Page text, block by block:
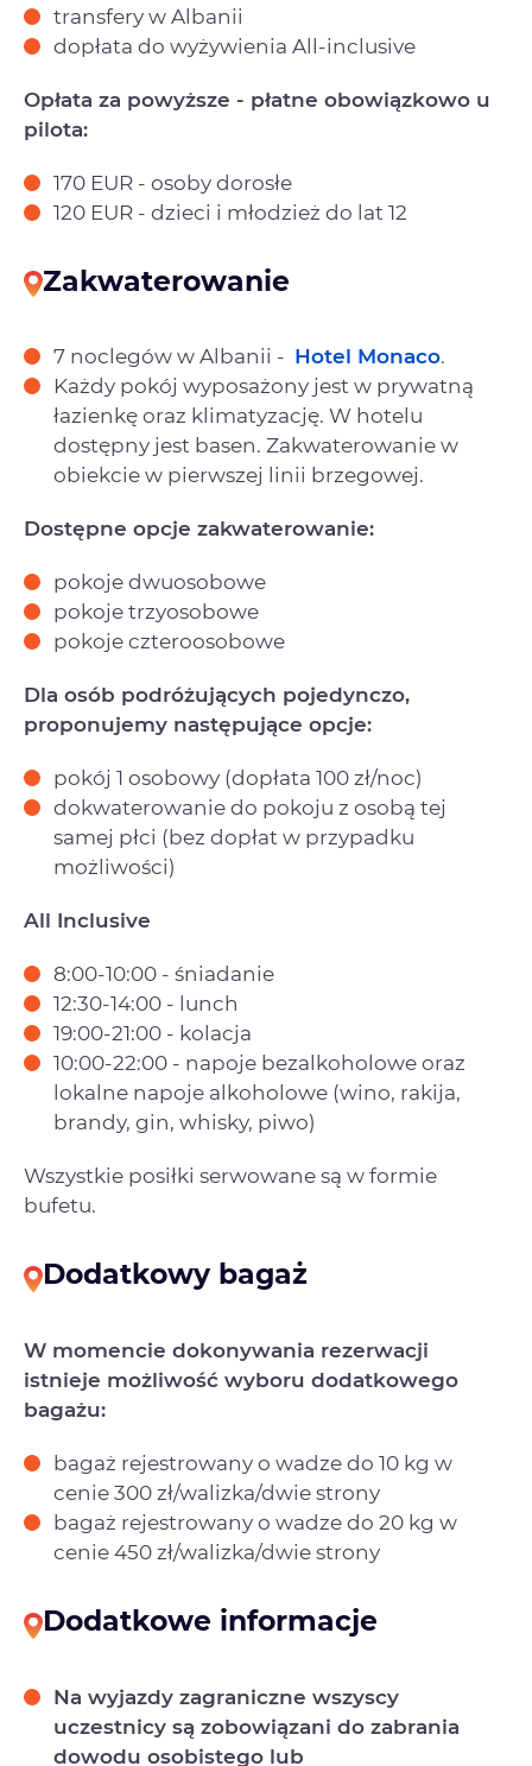
transfery w Albanii
dopłata do wyżywienia All-inclusive
Opłata za powyższe - płatne obowiązkowo u
pilota:
170 EUR - osoby dorosłe
120 EUR - dzieci i młodzież do lat 12
Zakwaterowanie
7 noclegów w Albanii - Hotel Monaco.
Każdy pokój wyposażony jest w prywatną
łazienkę oraz klimatyzację. W hotelu
dostępny jest basen. Zakwaterowanie w
obiekcie w pierwszej linii brzegowej.
Dostępne opcje zakwaterowanie:
pokoje dwuosobowe
pokoje trzyosobowe
pokoje czteroosobowe
Dla osób podróżujących pojedynczo,
proponujemy następujące opcje:
pokój 1 osobowy (dopłata 100 zł/noc)
dokwaterowanie do pokoju z osobą tej
samej płci (bez dopłat w przypadku
możliwości)
All Inclusive
8:00-10:00 - śniadanie
12:30-14:00 - lunch
19:00-21:00 - kolacja
10:00-22:00 - napoje bezalkoholowe oraz
lokalne napoje alkoholowe (wino, rakija,
brandy, gin, whisky, piwo)
Wszystkie posiłki serwowane są w formie
bufetu.
Dodatkowy bagaż
W momencie dokonywania rezerwacji
istnieje możliwość wyboru dodatkowego
bagażu:
bagaż rejestrowany o wadze do 10 kg w
cenie 300 zł/walizka/dwie strony
bagaż rejestrowany o wadze do 20 kg w
cenie 450 zł/walizka/dwie strony
Dodatkowe informacje
Na wyjazdy zagraniczne wszyscy
uczestnicy są zobowiązani do zabrania
dowodu osobistego lub